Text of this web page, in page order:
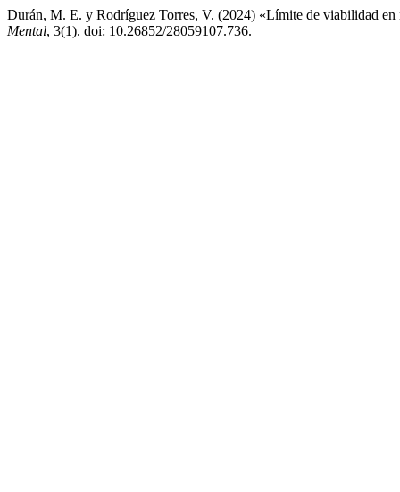
Durán, M. E. y Rodríguez Torres, V. (2024) «Límite de viabilidad
Mental, 3(1). doi: 10.26852/28059107.736.